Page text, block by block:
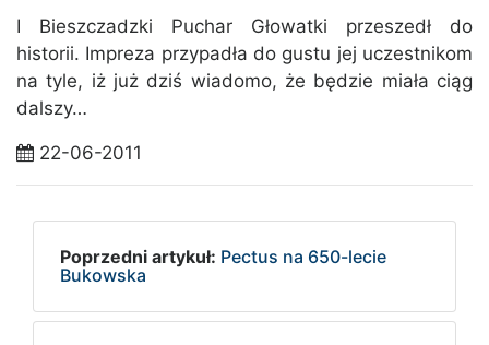
I Bieszczadzki Puchar Głowatki przeszedł do
historii. Impreza przypadła do gustu jej uczestnikom
na tyle, iż już dziś wiadomo, że będzie miała ciąg
dalszy…
22-06-2011
Poprzedni artykuł: Pectus na 650-lecie
Bukowska